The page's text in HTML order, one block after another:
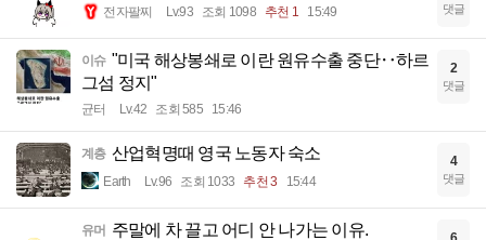
전자팔찌 Lv.93 조회 1098 추천 1 15:49 댓글
이슈 "미국 해상봉쇄로 이란 원유수출 중단‥하르
그섬 정지"
균터 Lv.42 조회 585 15:46
2
댓글
계층 산업혁명때 영국 노동자 숙소
Earth Lv.96 조회 1033 추천 3 15:44
4
댓글
유머 주말에 차 끌고 어디 안 나가는 이유.